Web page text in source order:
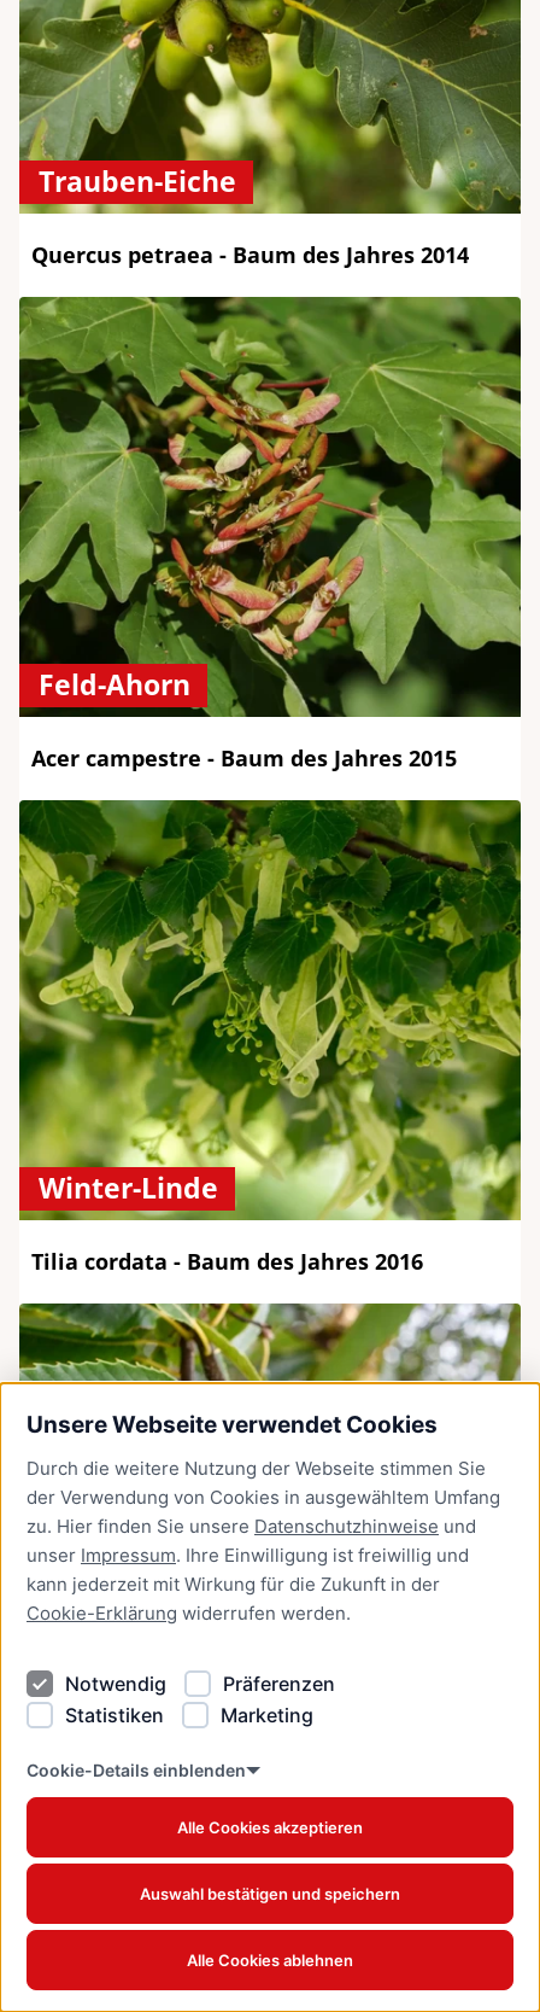
Unsere Webseite verwendet Cookies
Durch die weitere Nutzung der Webseite stimmen Sie
der Verwendung von Cookies in ausgewähltem Umfang
zu. Hier finden Sie unsere Datenschutzhinweise und
unser Impressum. Ihre Einwilligung ist freiwillig und
kann jederzeit mit Wirkung für die Zukunft in der
Cookie-Erklärung widerrufen werden.
Notwendig
Präferenzen
Statistiken
Marketing
Cookie-Details einblenden
Alle Cookies akzeptieren
Auswahl bestätigen und speichern
Alle Cookies ablehnen
Trauben-Eiche
Quercus petraea - Baum des Jahres 2014
Feld-Ahorn
Acer campestre - Baum des Jahres 2015
Winter-Linde
Tilia cordata - Baum des Jahres 2016
Esskastanie
Castanea sativa - Baum des Jahres 2018